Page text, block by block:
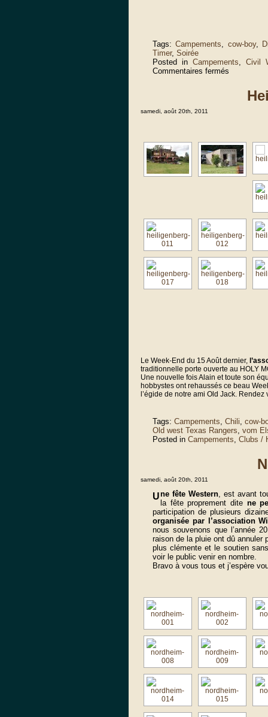
Tags:Campements, cow-boy,
Timer, Soirée
Posted inCampements,Civil
Commentaires fermés
samedi, août 20th, 2011
Le Week-End du 15 Août dernier,
traditionnelle porte ouverte au HOLY
Une nouvelle fois Alain et toute son
hobbystes ont rehaussés ce beau
l’égide de notre ami Old Jack.
Tags: Campements, Chili, cow-
Old west Texas Rangers, vom
Posted in Campements, Clubs /
samedi, août 20th, 2011
Une fête Western, est avant
la fête proprement dite ne
participation de plusieurs
organisée par l’association
nous souvenons que l’année
raison de la pluie ont dû annuler
plus clémente et le soutien
voir le public venir en nombre.
Bravo à vous tous et j’espère